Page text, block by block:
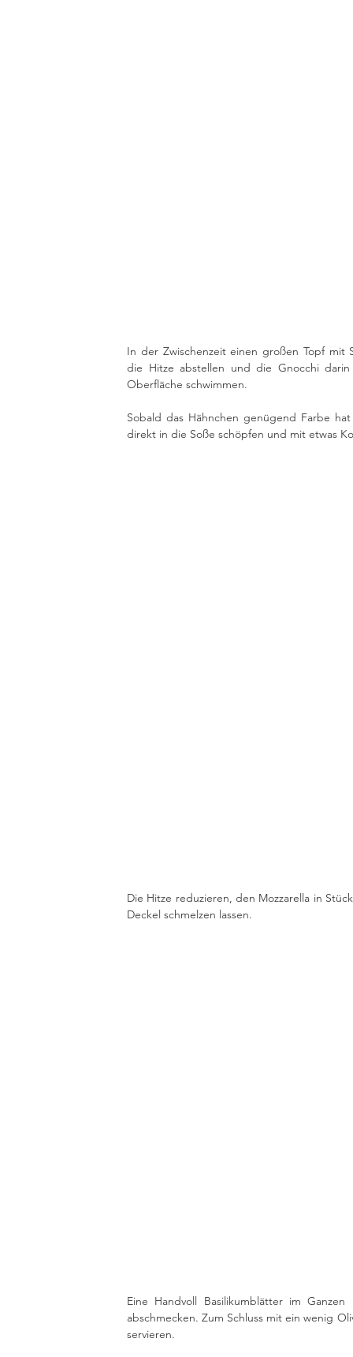
In der Zwischenzeit einen großen Topf mit
die Hitze abstellen und die Gnocchi
Oberfläche schwimmen.
Sobald das Hähnchen genügend Farbe
direkt in die Soße schöpfen und mit etwas
Die Hitze reduzieren, den Mozzarella in
Deckel schmelzen lassen.
Eine Handvoll Basilikumblätter im
abschmecken. Zum Schluss mit ein wenig
servieren.